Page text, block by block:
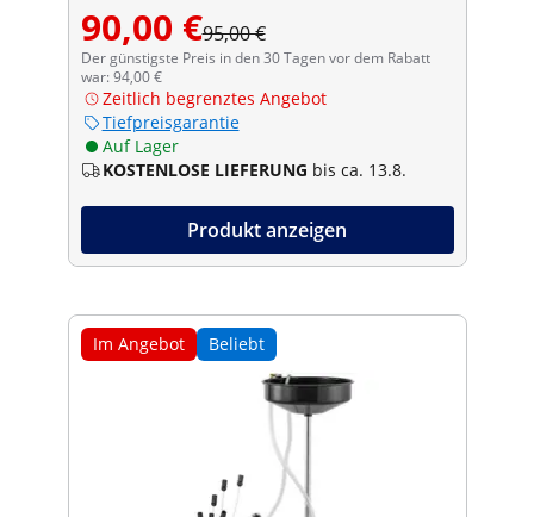
90,00 €95,00 €
Der günstigste Preis in den 30 Tagen vor dem Rabatt
war: 94,00 €
Zeitlich begrenztes Angebot
Tiefpreisgarantie
Auf Lager
KOSTENLOSE LIEFERUNG bis ca. 13.8.
Produkt anzeigen
Im Angebot Beliebt